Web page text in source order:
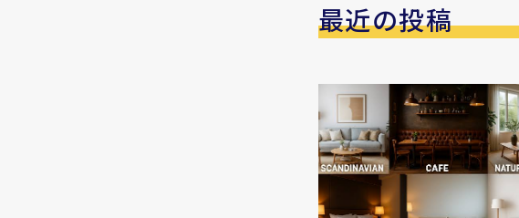
最近の投稿